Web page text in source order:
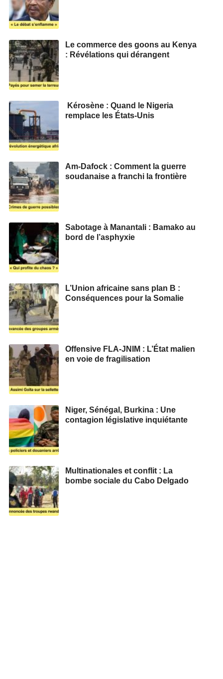
Le commerce des goons au Kenya
: Révélations qui dérangent
Kérosène : Quand le Nigeria
remplace les États-Unis
Am-Dafock : Comment la guerre
soudanaise a franchi la frontière
Sabotage à Manantali : Bamako au
bord de l’asphyxie
L’Union africaine sans plan B :
Conséquences pour la Somalie
Offensive FLA-JNIM : L’État malien
en voie de fragilisation
Niger, Sénégal, Burkina : Une
contagion législative inquiétante
Multinationales et conflit : La
bombe sociale du Cabo Delgado